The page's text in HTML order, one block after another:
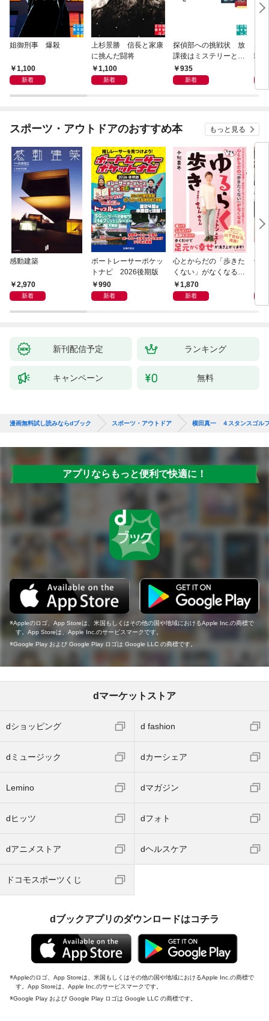
姐御刑事 爆殺
1,100
新着
上杉景勝 信長と家康
に挑んだ闘将
1,100
新着
探偵部への挑戦状 放
課後はミステリーとと
もに 新装版
935
新着
騒動
スポーツ・アウトドアのおすすめ本 もっと見る
感動建築
2,970
新着
ボートレーサーポケッ
トナビ 2026後期版
990
新着
心とからだの「歩きた
くない」がなくなる
らせん流 ゆるらく歩
き
1,870
新着
剣
新刊配信予定 ランキング
キャンペーン 無料
漫画無料試し読みならdブック スポーツ・アウトドア 横田真一 ４スタンスゴル
アプリならもっと便利で快適に！
Appleのロゴ、App Storeは、米国もしくはその他の国や地域におけるApple Inc.の商標で
す。App Storeは、Apple Inc.のサービスマークです。
Google Play および Google Play ロゴは Google LLC の商標です。
dマーケットストア
dショッピング d fashion
dミュージック dカーシェア
Lemino dマガジン
dヒッツ dフォト
dアニメストア dヘルスケア
ドコモスポーツくじ
dブックアプリのダウンロードはコチラ
Appleのロゴ、App Storeは、米国もしくはその他の国や地域におけるApple Inc.の商標で
す。App Storeは、Apple Inc.のサービスマークです。
Google Play および Google Play ロゴは Google LLC の商標です。